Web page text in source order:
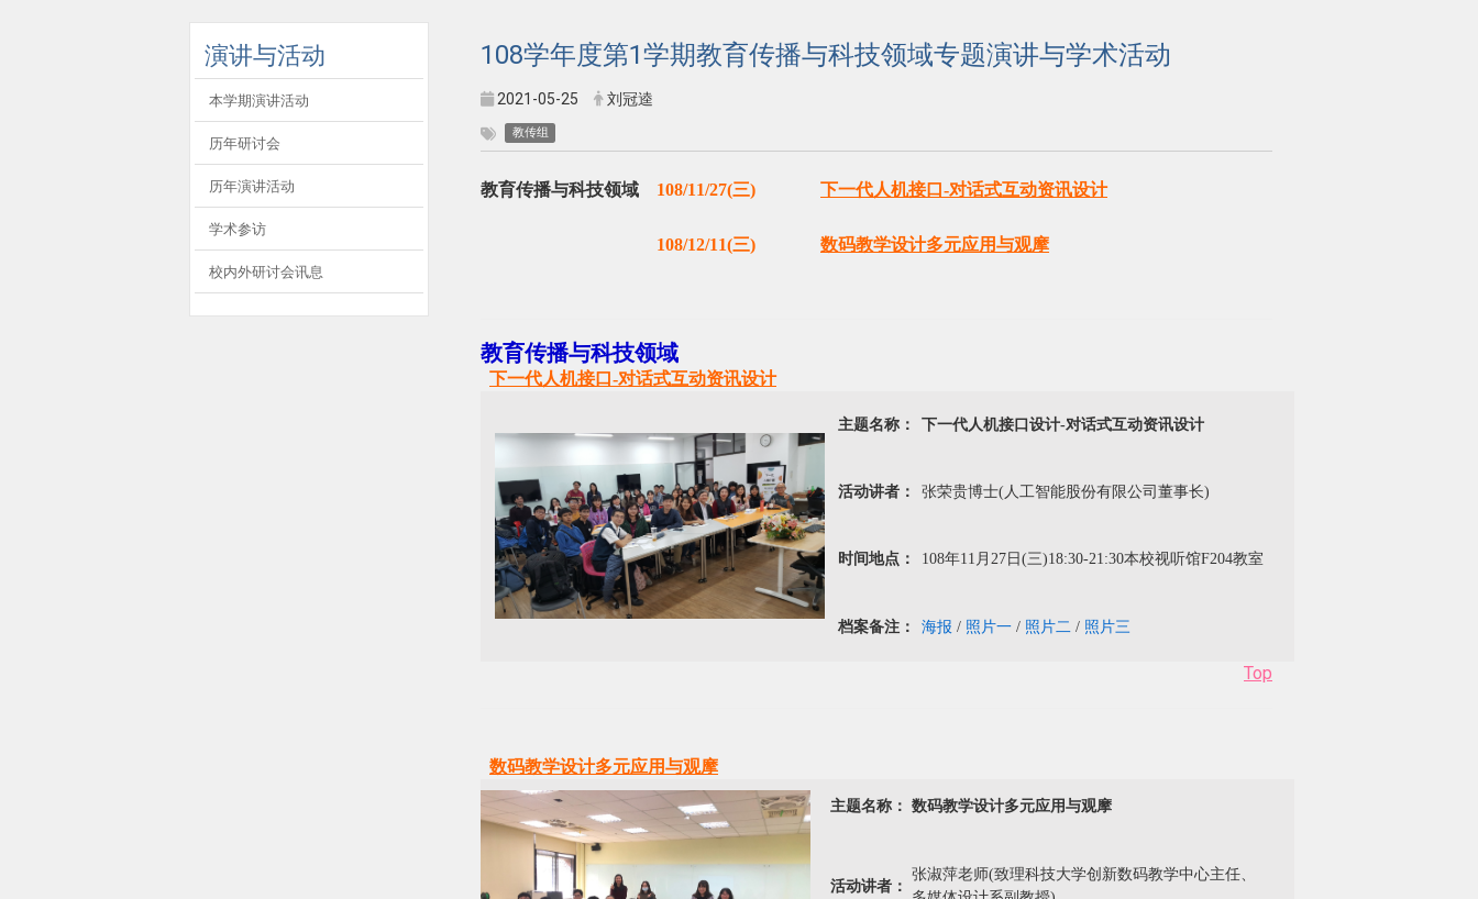
演讲与活动
本学期演讲活动
历年研讨会
历年演讲活动
学术参访
校内外研讨会讯息
108学年度第1学期教育传播与科技领域专题演讲与学术活动
2021-05-25 刘冠逵
教传组
教育传播与科技领域 108/11/27(三) 下一代人机接口-对话式互动资讯设计
108/12/11(三) 数码教学设计多元应用与观摩
教育传播与科技领域
下一代人机接口-对话式互动资讯设计
主题名称： 下一代人机接口设计-对话式互动资讯设计
活动讲者： 张荣贵博士(人工智能股份有限公司董事长)
时间地点： 108年11月27日(三)18:30-21:30本校视听馆F204教室
档案备注： 海报 / 照片一 / 照片二 / 照片三
Top
数码教学设计多元应用与观摩
主题名称： 数码教学设计多元应用与观摩
活动讲者：
张淑萍老师(致理科技大学创新数码教学中心主任、